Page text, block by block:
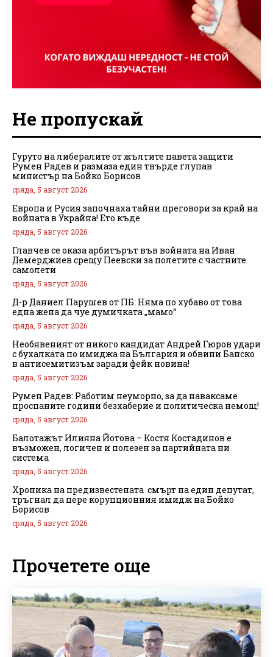
Не пропускай
Гуруто на либералите от жълтите павета защити
Румен Радев и размаза един твърде глупав
министър на Бойко Борисов
сряда, 5 август 2026
Европа и Русия започнаха тайни преговори за край на
войната в Украйна! Ето къде
сряда, 5 август 2026
Главчев се оказа арбитърът във войната на Иван
Демерджиев срещу Пеевски за полетите с частните
самолети
сряда, 5 август 2026
Д-р Даниел Парушев от ПБ: Няма по хубаво от това
една жена да чуе думичката „мамо“
сряда, 5 август 2026
Необявеният от никого кандидат Андрей Гюров удари
с бухалката по имиджа на България и обвини Банско
в антисемитизъм заради фейк новина!
сряда, 5 август 2026
Румен Радев: Работим неуморно, за да наваксаме
проспаните години безхаберие и политическа немощ!
сряда, 5 август 2026
Балотажът Илияна Йотова – Костя Костадинов е
възможен, логичен и полезен за партийната ни
система
сряда, 5 август 2026
Хроника на предизвестената смърт на един депутат,
тръгнал да пере корупционния имидж на Бойко
Борисов
сряда, 5 август 2026
Прочетете още